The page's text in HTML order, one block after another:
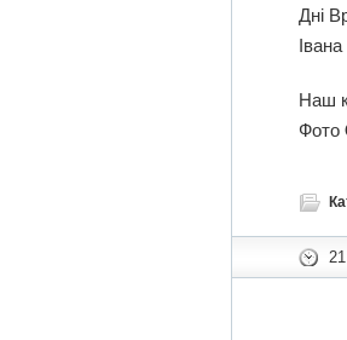
Дні
Наш
Фото